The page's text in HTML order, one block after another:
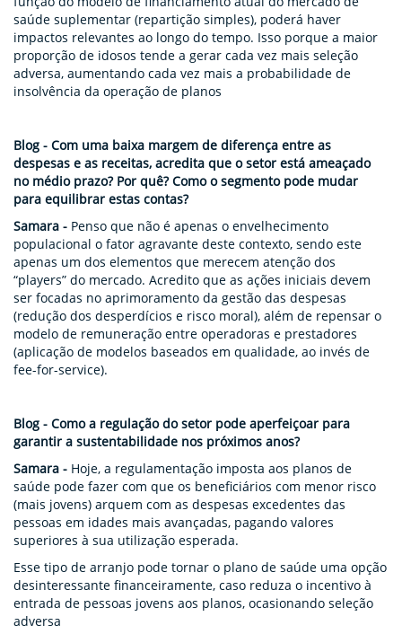
saúde suplementar (repartição simples), poderá haver
impactos relevantes ao longo do tempo. Isso porque a maior
proporção de idosos tende a gerar cada vez mais seleção
adversa, aumentando cada vez mais a probabilidade de
insolvência da operação de planos
Blog - Com uma baixa margem de diferença entre as
despesas e as receitas, acredita que o setor está ameaçado
no médio prazo? Por quê? Como o segmento pode mudar
para equilibrar estas contas?
Samara - Penso que não é apenas o envelhecimento
populacional o fator agravante deste contexto, sendo este
apenas um dos elementos que merecem atenção dos
“players” do mercado. Acredito que as ações iniciais devem
ser focadas no aprimoramento da gestão das despesas
(redução dos desperdícios e risco moral), além de repensar o
modelo de remuneração entre operadoras e prestadores
(aplicação de modelos baseados em qualidade, ao invés de
fee-for-service).
Blog - Como a regulação do setor pode aperfeiçoar para
garantir a sustentabilidade nos próximos anos?
Samara - Hoje, a regulamentação imposta aos planos de
saúde pode fazer com que os beneficiários com menor risco
(mais jovens) arquem com as despesas excedentes das
pessoas em idades mais avançadas, pagando valores
superiores à sua utilização esperada.
Esse tipo de arranjo pode tornar o plano de saúde uma opção
desinteressante financeiramente, caso reduza o incentivo à
entrada de pessoas jovens aos planos, ocasionando seleção
adversa